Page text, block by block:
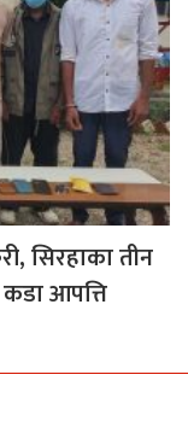
सिरहाका तीन
आपत्ति